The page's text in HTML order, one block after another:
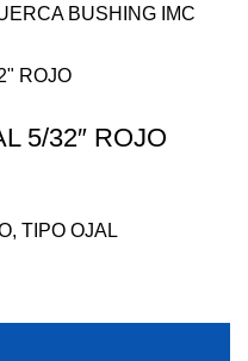
BUSHING IMC
5/32″ ROJO
, TIPO OJAL